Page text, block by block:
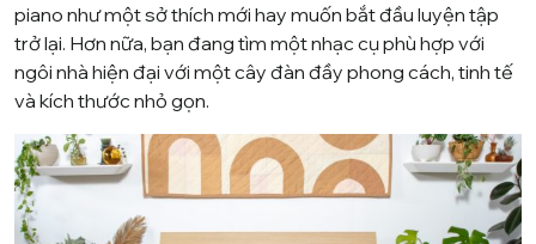
piano như một sở thích mới hay muốn bắt đầu luyện tập
trở lại. Hơn nữa, bạn đang tìm một nhạc cụ phù hợp với
ngôi nhà hiện đại với một cây đàn đầy phong cách, tinh tế
và kích thước nhỏ gọn.